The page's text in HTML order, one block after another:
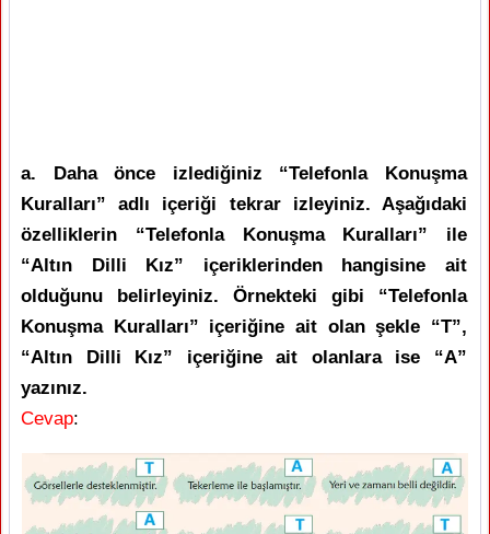
a. Daha önce izlediğiniz “Telefonla Konuşma
Kuralları” adlı içeriği tekrar izleyiniz. Aşağıdaki
özelliklerin “Telefonla Konuşma Kuralları” ile
“Altın Dilli Kız” içeriklerinden hangisine ait
olduğunu belirleyiniz. Örnekteki gibi “Telefonla
Konuşma Kuralları” içeriğine ait olan şekle “T”,
“Altın Dilli Kız” içeriğine ait olanlara ise “A”
yazınız.
Cevap: